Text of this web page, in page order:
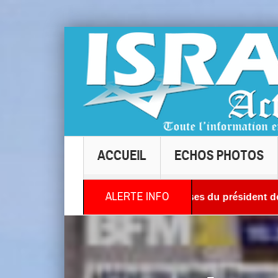
ACCUEIL ECHOS PHOTOS
ALERTE INFO
Levallois : les réponses du président de l’ACCIL ne
: Des images satellites révèlent une activité jugée